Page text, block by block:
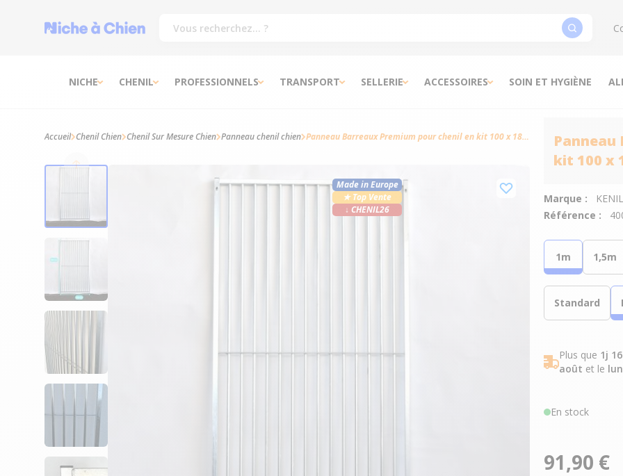
NICHE CHENIL PROFESSIONNELS TRANSPORT SELLERIE ACCESSOIRES SOIN ET HYGIÈNE
Panneau
kit 100 x
Marque :
Référence :
1m 1,5m
Standard
Plus que 1j
août et le
En stock
91,90 €
Accueil Chenil Chien Chenil Sur Mesure Chien Panneau chenil chien Panneau Barreaux Premium pour chenil en kit 100 x 184 cm - KeniLux
Made in Europe
★ Top Vente
↓ CHENIL26